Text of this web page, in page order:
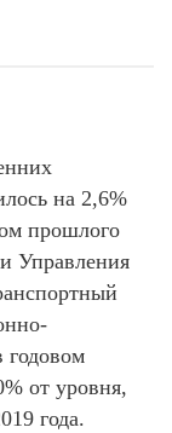
на 2,6%
прошлого
Управления
годовом
от уровня,
года.